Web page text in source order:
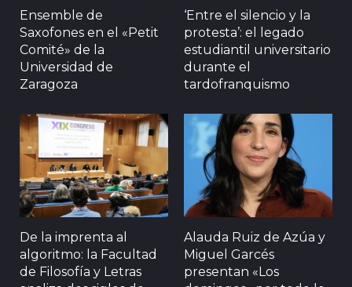
Ensemble de
Saxofones en el «Petit
Comité» de la
Universidad de
Zaragoza
‘Entre el silencio y la
protesta’: el legado
estudiantil universitario
durante el
tardofranquismo
De la imprenta al
algoritmo: la Facultad
de Filosofía y Letras
Alauda Ruiz de Azúa y
Miguel Garcés
presentan «Los